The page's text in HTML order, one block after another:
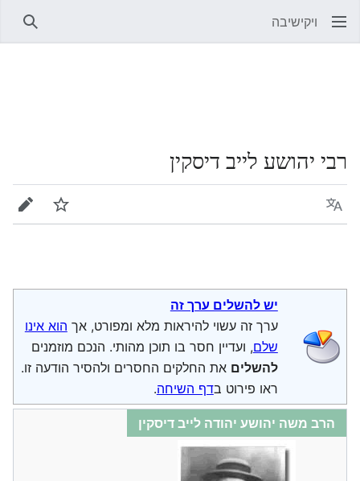
ויקישיבה
רבי יהושע לייב דיסקין
שפה מעקב
יש להשלים ערך זה
ערך זה עשוי להיראות מלא ומפורט, אך הוא אינו
שלם, ועדיין חסר בו תוכן מהותי. הנכם מוזמנים
להשלים את החלקים החסרים ולהסיר הודעה זו.
ראו פירוט בדף השיחה.
הרב משה יהושע יהודה לייב דיסקין